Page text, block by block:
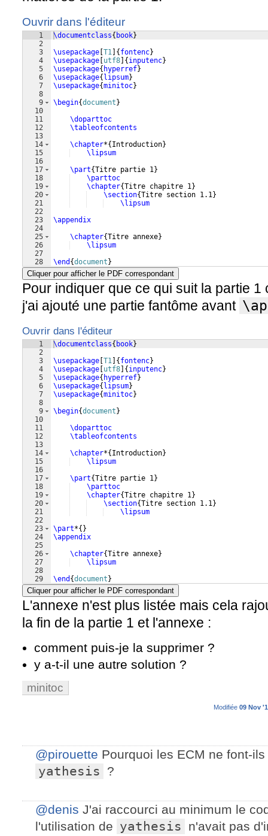
Ouvrir dans l'éditeur
1
2
3
4
5
6
7
8
9
10
11
12
13
14
15
16
17
18
19
20
21
22
23
24
25
26
27
28
\documentclass{ book}
\usepackage T1 { fontenc}
\usepackage utf8 { inputenc}
\usepackage{ hyperref}
\usepackage{ lipsum}
\usepackage{minitoc}
\begin{document }
\doparttoc
\tableofcontents
\chapter*{ Introduction}
\lipsum
\part{Titre partie 1}
\parttoc
\chapter{Titre chapitre 1}
\section{Titre section 1.1}
\lipsum
\appendix
\chapter{Titre annexe}
\lipsum
\end {document }
Cliquer pour afficher le PDF correspondant
Pour indiquer que ce qui suit la partie
j'ai ajouté une partie fantôme avant
Ouvrir dans l'éditeur
1
2
3
4
5
6
7
8
9
10
11
12
13
14
15
16
17
18
19
20
21
22
23
24
25
26
27
28
29
\documentclass{ book}
\usepackage T1 { fontenc}
\usepackage utf8 { inputenc}
\usepackage{ hyperref}
\usepackage{ lipsum}
\usepackage{minitoc}
\begin{document }
\doparttoc
\tableofcontents
\chapter*{ Introduction}
\lipsum
\part{Titre partie 1}
\parttoc
\chapter{Titre chapitre 1}
\section{Titre section 1.1}
\lipsum
\part*{ }
\appendix
\chapter{Titre annexe}
\lipsum
\end {document }
Cliquer pour afficher le PDF correspondant
L'annexe n'est plus listée mais cela
la fin de la partie 1 et l'annexe :
comment puis-je la supprimer ?
y a-t-il une autre solution ?
minitoc
Modifiée 09 Nov
@pirouette Pourquoi les ECM ne font-
yathesis ?
@denis J'ai raccourci au minimum le
l'utilisation de yathesis n'avait pas